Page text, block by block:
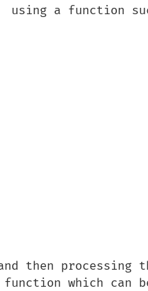
using a function
then processing
which can